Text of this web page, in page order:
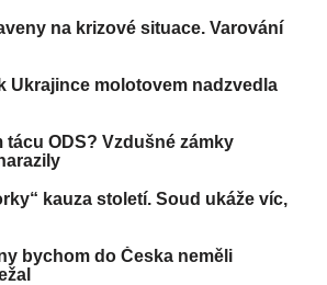
na krizové situace. Varování
Ukrajince molotovem nadzvedla
tácu ODS? Vzdušné zámky
kauza století. Soud ukáže víc,
bychom do Česka neměli